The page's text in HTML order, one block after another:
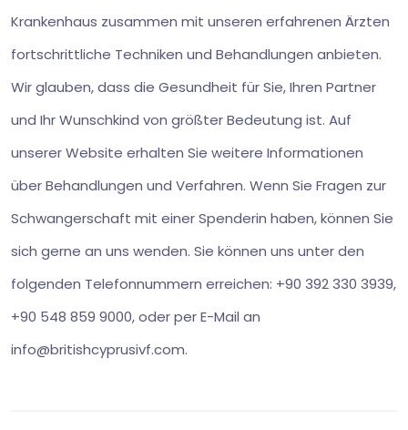
Krankenhaus zusammen mit unseren erfahrenen Ärzten
fortschrittliche Techniken und Behandlungen anbieten.
Wir glauben, dass die Gesundheit für Sie, Ihren Partner
und Ihr Wunschkind von größter Bedeutung ist. Auf
unserer Website erhalten Sie weitere Informationen
über Behandlungen und Verfahren. Wenn Sie Fragen zur
Schwangerschaft mit einer Spenderin haben, können Sie
sich gerne an uns wenden. Sie können uns unter den
folgenden Telefonnummern erreichen: +90 392 330 3939,
+90 548 859 9000, oder per E-Mail an
info@britishcyprusivf.com.